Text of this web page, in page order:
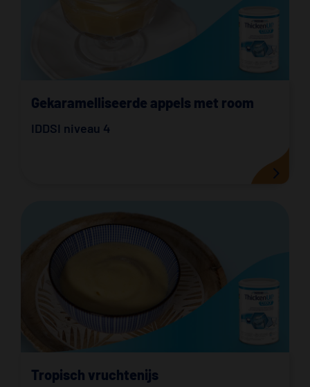
Gekaramelliseerde appels met room
IDDSI niveau 4
Tropisch vruchtenijs